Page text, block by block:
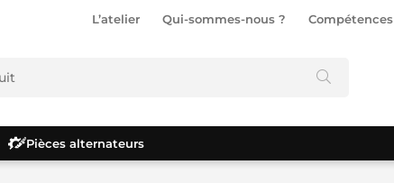
L’atelier Qui-sommes-nous ? Compétences
Pièces alternateurs